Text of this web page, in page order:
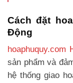
Cách đặt
Động
hoaphuquy.com
sản phẩm và
hệ thống giao